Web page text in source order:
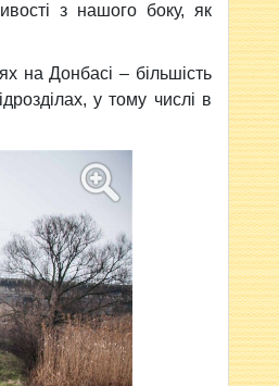
з нашого боку, як
на Донбасі – більшість
у тому числі в